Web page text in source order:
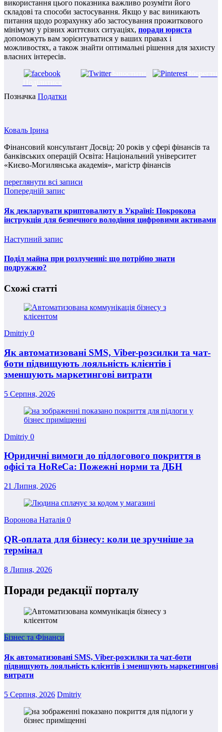
використання цього показника важливо розуміти його
складові та способи застосування. Якщо у вас виникають
питання щодо розрахунку або застосування прожиткового
мінімуму у різних життєвих ситуаціях, поради юриста
допоможуть вам зорієнтуватися у ваших правах і
можливостях, а також знайти оптимальні рішення для захисту
власних інтересів.
Запостити Зберегти
Позначка Податки
Коваль Ірина
Фінансовий консультант Досвід: 20 років у сфері фінансів та
банківських операцій Освіта: Національний університет
«Києво-Могилянська академія», магістр фінансів
переглянути всі записи
Попередній запис
Як декларувати криптовалюту в Україні: Покрокова
інструкція для безпечного володіння цифровими активами
Наступний запис
Поділ майна при розлученні: що потрібно знати
подружжю?
Схожі статті
Dmitriy 0
Як автоматизовані SMS, Viber-розсилки та чат-
боти підвищують лояльність клієнтів і
зменшують маркетингові витрати
5 Серпня, 2026
Dmitriy 0
Юридичні вимоги до підлогового покриття в
офісі та HoReCa: Пожежні норми та ДБН
21 Липня, 2026
Воронова Наталія 0
QR-оплата для бізнесу: коли це зручніше за
термінал
8 Липня, 2026
Поради редакції порталу
Бізнес та Фінанси
Як автоматизовані SMS, Viber-розсилки та чат-боти
підвищують лояльність клієнтів і зменшують маркетингові
витрати
5 Серпня, 2026 Dmitriy